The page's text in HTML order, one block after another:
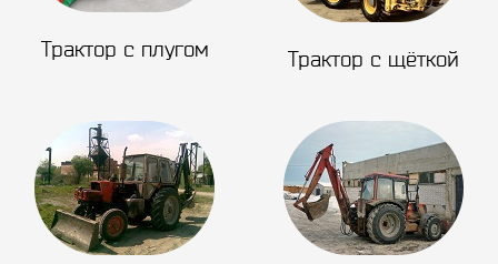
Трактор с плугом Трактор с щёткой